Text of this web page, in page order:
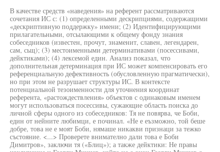
В качестве средств «наведения» на референт рассматриваются
сочетания ИС с: (1) определенными дескрипциями, содержащими
«дескриптивную поддержку» имени; (2) Идентифицирующими
прилагательными, отсылающими к общему фонду знания
собеседников (известен, прочут, знаменит, славен, легендарен,
сам, сьщ); (3) местоименными детерминативами (посессивами,
дейктиками); (4) лексемой един. Анализ показал, что
дополнительная детерминация при ИС может компенсировать его
референциальную дефективность (обусловленную прагматически),
но при этом не разрушает структуры ИС. В контексте
потенциальной тезоименности для уточнения координат
референта, «растождествления» объектов с одинаковым именем
могут использоваться посессивы, сужающие область поиска до
личной сферы одного из собеседников: Тя не повярва, че Боби,
един от нейните любимци, е починал. «Не е еъзможно, той беше
добре, това не е моят Боби, нямаше никакви признаци за тежко
състояние. <...> Проверете внимателно дали това е Боби
Димитров», заключи тя («Блиц»); а также дейктики: Не правы